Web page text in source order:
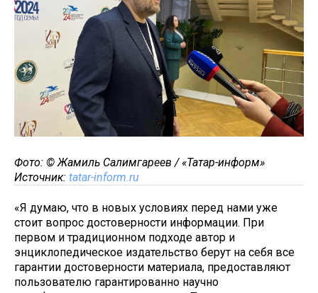
Фото: © Жамиль Салимгареев / «Татар-информ»
Источник: tatar-inform.ru
«Я думаю, что в новых условиях перед нами уже
стоит вопрос достоверности информации. При
первом и традиционном подходе автор и
энциклопедическое издательство берут на себя все
гарантии достоверности материала, предоставляют
пользователю гарантированно научно